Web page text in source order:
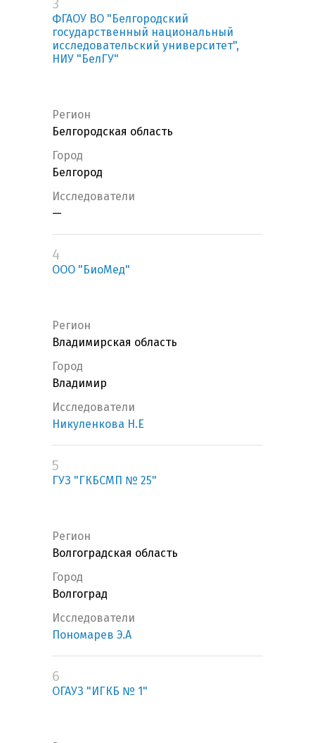
3
ФГАОУ ВО "Белгородский
государственный национальный
исследовательский университет",
НИУ "БелГУ"
Регион
Белгородская область
Город
Белгород
Исследователи
—
4
ООО "БиоМед"
Регион
Владимирская область
Город
Владимир
Исследователи
Никуленкова Н.Е
5
ГУЗ "ГКБСМП № 25"
Регион
Волгоградская область
Город
Волгоград
Исследователи
Пономарев Э.А
6
ОГАУЗ "ИГКБ № 1"